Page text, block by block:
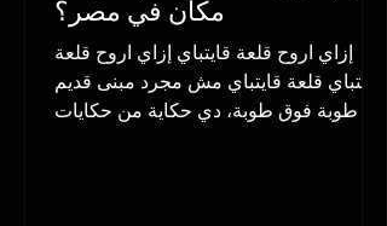
مكان في مصر؟
إزاي اروح قلعة قايتباي إزاي اروح قلعة
قايتباي قلعة قايتباي مش مجرد مبنى قديم
أو طوبة فوق طوبة، دي حكاية من حكايات